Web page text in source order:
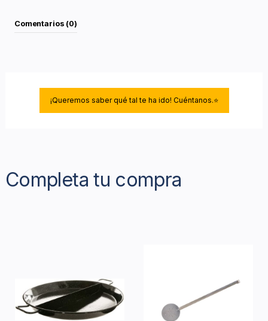
Comentarios (0)
¡Queremos saber qué tal te ha ido! Cuéntanos.⭐
Completa tu compra